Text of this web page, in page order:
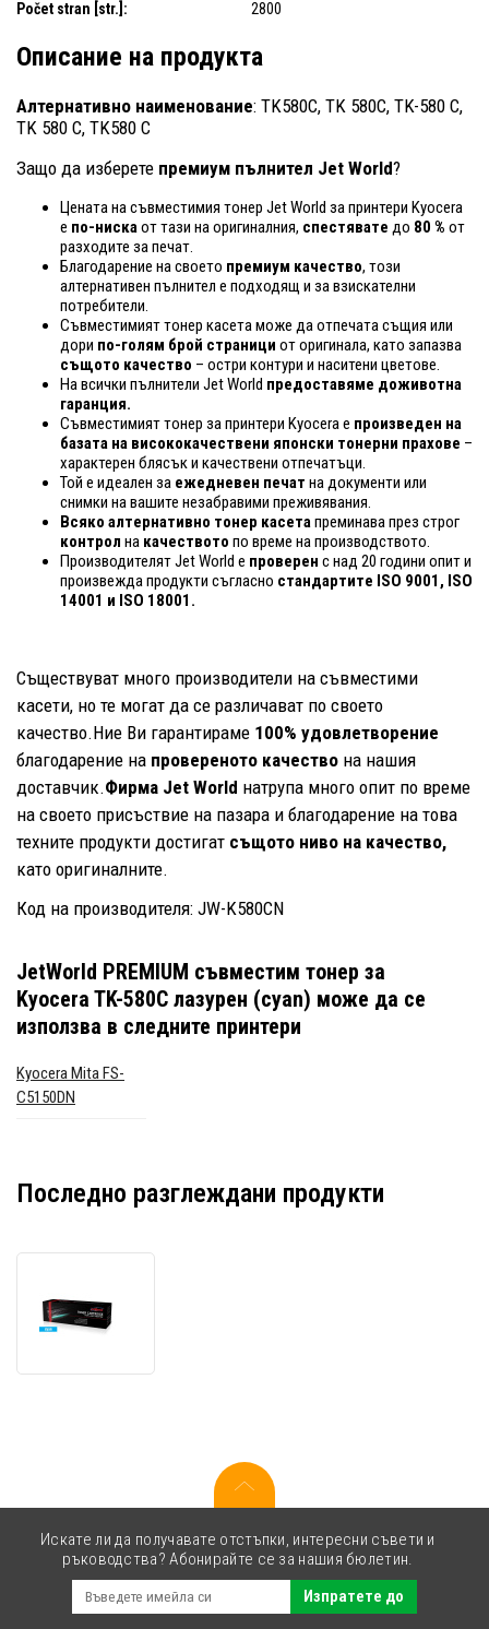
Počet stran [str.]: 2800
Описание на продукта
Алтернативно наименование: TK580C, TK 580C, TK-580 C,
TK 580 C, TK580 C
Защо да изберете премиум пълнител Jet World?
Цената на съвместимия тонер Jet World за принтери Kyocera
е по-нискаот тази на оригиналния, спестявате до 80 % от
разходите за печат.
Благодарение на своето премиум качество, този
алтернативен пълнител е подходящ и за взискателни
потребители.
Съвместимият тонер касета може да отпечата същия или
дори по-голям брой страници от оригинала, като запазва
същото качество – остри контури и наситени цветове.
На всички пълнители Jet World предоставяме доживотна
гаранция.
Съвместимият тонер за принтери Kyocera е произведен на
базата на висококачествени японски тонерни прахове –
характерен блясък и качествени отпечатъци.
Той е идеален за ежедневен печат на документи или
снимки на вашите незабравими преживявания.
Всяко алтернативно тонер касетапреминава през строг
контрол на качеството по време на производството.
Производителят Jet World е проверен с над 20 години опит и
произвежда продукти съгласно стандартите ISO 9001, ISO
14001 и ISO 18001.
Съществуват много производители на съвместими
касети, но те могат да се различават по своето
качество.Ние Ви гарантираме 100% удовлетворение
благодарение на провереното качество на нашия
доставчик.Фирма Jet World натрупа много опит по време
на своето присъствие на пазара и благодарение на това
техните продукти достигат същото ниво на качество,
като оригиналните.
Код на производителя: JW-K580CN
JetWorld PREMIUM съвместим тонер за
Kyocera TK-580C лазурен (cyan) може да се
използва в следните принтери
Kyocera Mita FS-
C5150DN
Последно разглеждани продукти
за
Искате ли да получавате отстъпки, интересни съвети и
ръководства? Абонирайте се за нашия бюлетин.
Изпратете до